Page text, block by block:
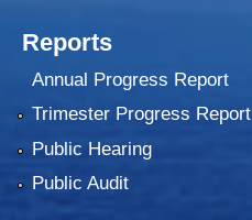
Reports
Annual Progress Report
Trimester Progress Report
Public Hearing
Public Audit